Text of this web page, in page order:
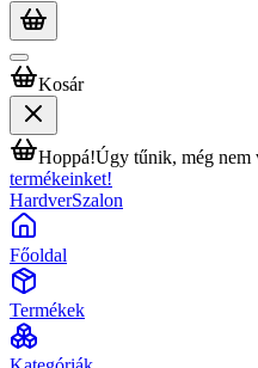
Kosár
Hoppá!Úgy tűnik, még nem
termékeinket!
HardverSzalon
Főoldal
Termékek